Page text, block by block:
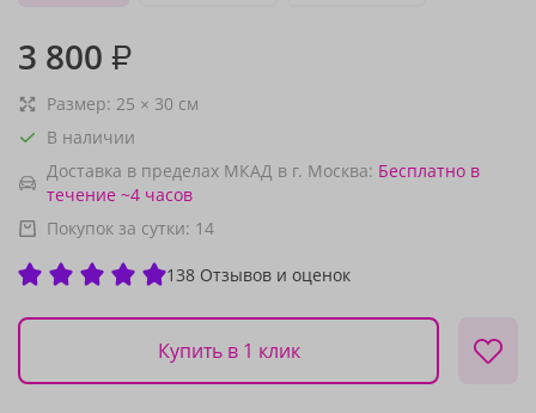
3 800 ₽
Размер: 25 × 30 см
В наличии
Доставка в пределах МКАД в г. Москва: Бесплатно в
течение ~4 часов
Покупок за сутки: 14
138 Отзывов и оценок
Купить в 1 клик